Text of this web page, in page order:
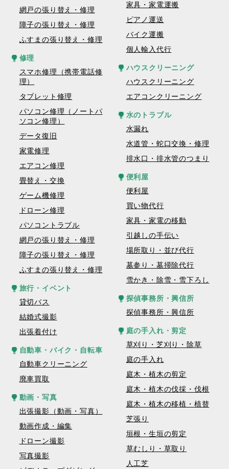
網戸の張り替え・修理
障子の張り替え・修理
ふすまの張り替え・修理
修理
スマホ修理（携帯電話修
理）
タブレット修理
パソコン修理（ノートパ
ソコン修理）
データ復旧
家電修理
エアコン修理
畳替え・交換
ゲーム機修理
ドローン修理
パソコントラブル
網戸の張り替え・修理
障子の張り替え・修理
ふすまの張り替え・修理
旅行・イベント
貸切バス
結婚式撮影
出張着付け
自動車・バイク・自転車
自動車クリーニング
廃車買取
動画・写真
出張撮影（動画・写真）
動画作成・編集
ドローン撮影
写真撮影
家具・家電運搬
ピアノ運送
バイク運搬
個人輸入代行
ハウスクリーニング
ハウスクリーニング
エアコンクリーニング
水のトラブル
水漏れ
水道管・蛇口交換・修理
排水口・排水管のつまり
便利屋
便利屋
買い物代行
家具・家電の移動
引越しの手伝い
場所取り・並び代行
墓参り・墓掃除代行
雪かき・除雪・雪下ろし
探偵事務所・興信所
探偵事務所・興信所
庭の手入れ・剪定
草刈り・芝刈り・除草
庭の手入れ
庭木・植木の剪定
庭木・植木の伐採・伐根
庭木・植木の移植・植替
芝張り
垣根・生垣の剪定
草むしり・草取り
人工芝